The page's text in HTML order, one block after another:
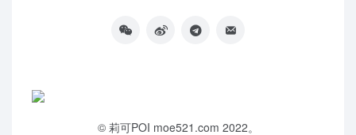
© 莉可POI moe521.com 2022。